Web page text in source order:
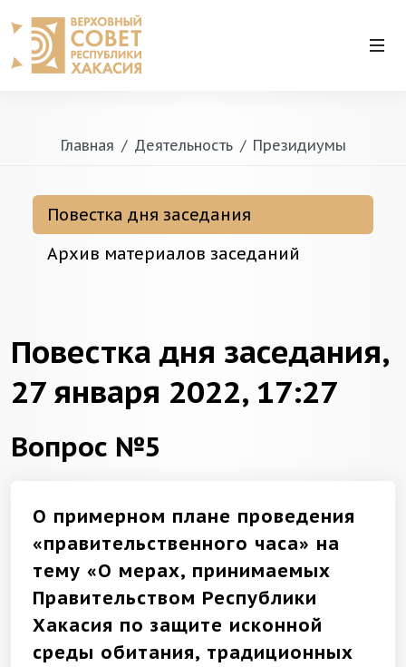
Главная Деятельность Президиумы
Повестка дня заседания
Архив материалов заседаний
Повестка дня заседания,
27 января 2022, 17:27
Вопрос №5
О примерном плане проведения
«правительственного часа» на
тему «О мерах, принимаемых
Правительством Республики
Хакасия по защите исконной
среды обитания, традиционных